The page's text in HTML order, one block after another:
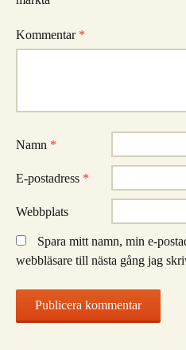
Kommentar *
Namn *
E-postadress *
Webbplats
Spara mitt namn, min e-
webbläsare till nästa gång jag